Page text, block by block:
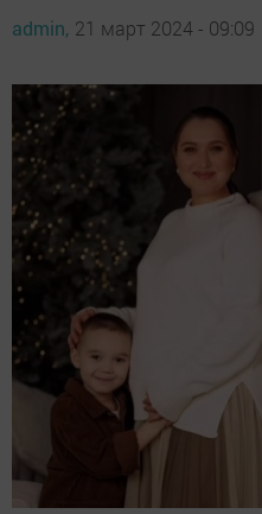
admin, 21 март 2024 - 09:09